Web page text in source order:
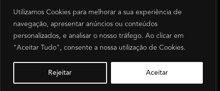
Utilizamos Cookies para melhorar a sua experiência de
navegação, apresentar anúncios ou conteúdos
personalizados, e analisar o nosso tráfego. Ao clicar em
"Aceitar Tudo", consente a nossa utilização de Cookies.
Rejeitar Aceitar
HORÁRIO
Das 9h30 às 17h30
de segunda a sexta-feira, excepto feriados